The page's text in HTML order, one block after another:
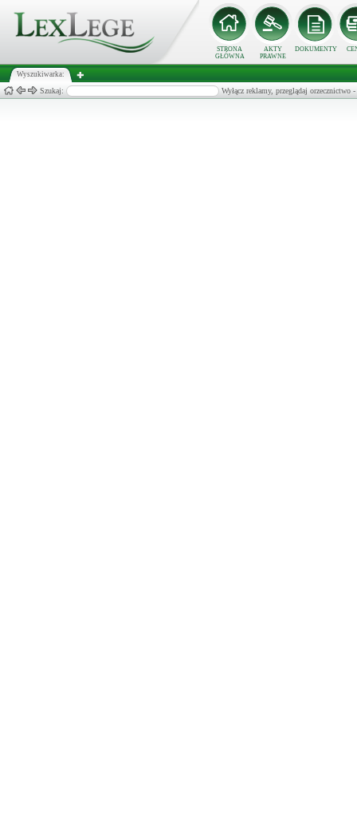
STRONA
GŁÓWNA
AKTY
PRAWNE
DOKUMENTY
Wyszukiwarka:
Szukaj: Wyłącz reklamy, przeglądaj